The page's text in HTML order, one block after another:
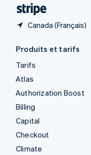
Canada (Français)
Produits et tarifs
Tarifs
Atlas
Authorization Boost
Billing
Capital
Checkout
Climate